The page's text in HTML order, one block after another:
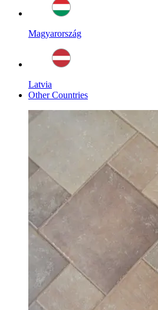
Magyarország
Latvia
Other Countries